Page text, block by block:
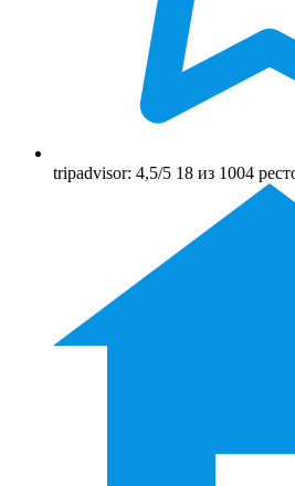
tripadvisor: 4,5/5 18 из 1004